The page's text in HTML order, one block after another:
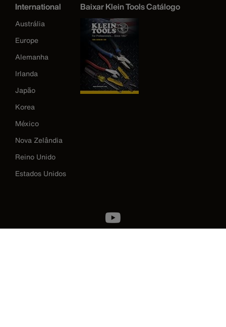
International
Austrália
Europe
Alemanha
Irlanda
Japão
Korea
México
Nova Zelândia
Reino Unido
Estados Unidos
Baixar Klein Tools Catálogo